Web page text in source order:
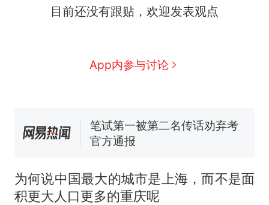
目前还没有跟贴，欢迎发表观点
App内参与讨论
新
费大厨“全国小炒肉大王”称
窝，原地守1天等它长大：挖了
官方通报
惊艳！字都飘起来了 博主在田
3D！
热 制裁瓜子饺子，美国怕什
么？
为何说中国最大的城市是上海，而不是面
积更大人口更多的重庆呢